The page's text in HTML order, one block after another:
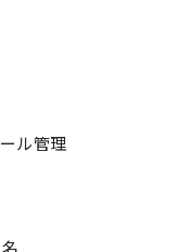
ル管理